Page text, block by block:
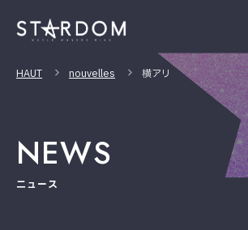
HAUT nouvelles 横アリ
NEWS
ニュース